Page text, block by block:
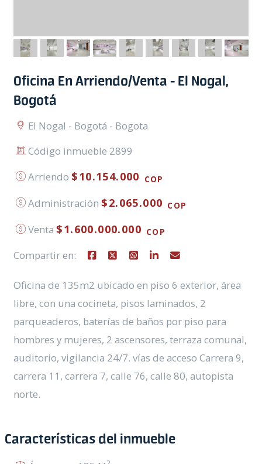
Oficina En Arriendo/Venta - El Nogal,
Bogotá
El Nogal - Bogotá - Bogota
Código inmueble 2899
Arriendo$10.154.000 COP
Administración$2.065.000 COP
Venta$1.600.000.000 COP
Compartir en:
Oficina de 135m2 ubicado en piso 6 exterior, área
libre, con una cocineta, pisos laminados, 2
parqueaderos, baterías de baños por piso para
hombres y mujeres, 2 ascensores, terraza comunal,
auditorio, vigilancia 24/7. vías de acceso Carrera 9,
carrera 11, carrera 7, calle 76, calle 80, autopista
norte.
Características del inmueble